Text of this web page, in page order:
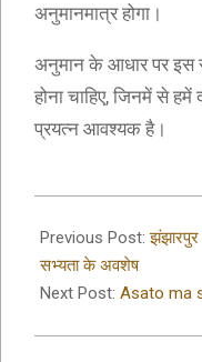
अनुमानमात्र होगा।
अनुमान के आधार पर इस
होना चाहिए, जिनमें से
प्रयत्न आवश्यक है।
09-
09
Previous Post:झंझारपुर
सभ्यता के अवशेष
Next Post: Asato ma